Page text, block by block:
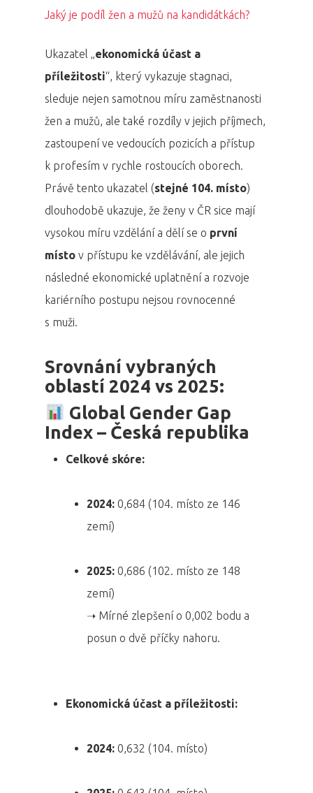
Jaký je podíl žen a mužů na kandidátkách?
Ukazatel „ekonomická účast a
příležitosti“, který vykazuje stagnaci,
sleduje nejen samotnou míru zaměstnanosti
žen a mužů, ale také rozdíly v jejich příjmech,
zastoupení ve vedoucích pozicích a přístup
k profesím v rychle rostoucích oborech.
Právě tento ukazatel (stejné 104. místo)
dlouhodobě ukazuje, že ženy v ČR sice mají
vysokou míru vzdělání a dělí se o první
místo v přístupu ke vzdělávání, ale jejich
následné ekonomické uplatnění a rozvoje
kariérního postupu nejsou rovnocenné
s muži.
Srovnání vybraných
oblastí 2024 vs 2025:
Global Gender Gap
Index – Česká republika
Celkové skóre:
2024: 0,684 (104. místo ze 146
zemí)
2025: 0,686 (102. místo ze 148
zemí)
➝ Mírné zlepšení o 0,002 bodu a
posun o dvě příčky nahoru.
Ekonomická účast a příležitosti:
2024: 0,632 (104. místo)